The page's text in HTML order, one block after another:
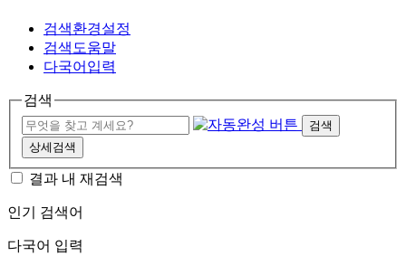
검색환경설정
검색도움말
다국어입력
검색
검색
상세검색
결과 내 재검색
인기 검색어
다국어 입력